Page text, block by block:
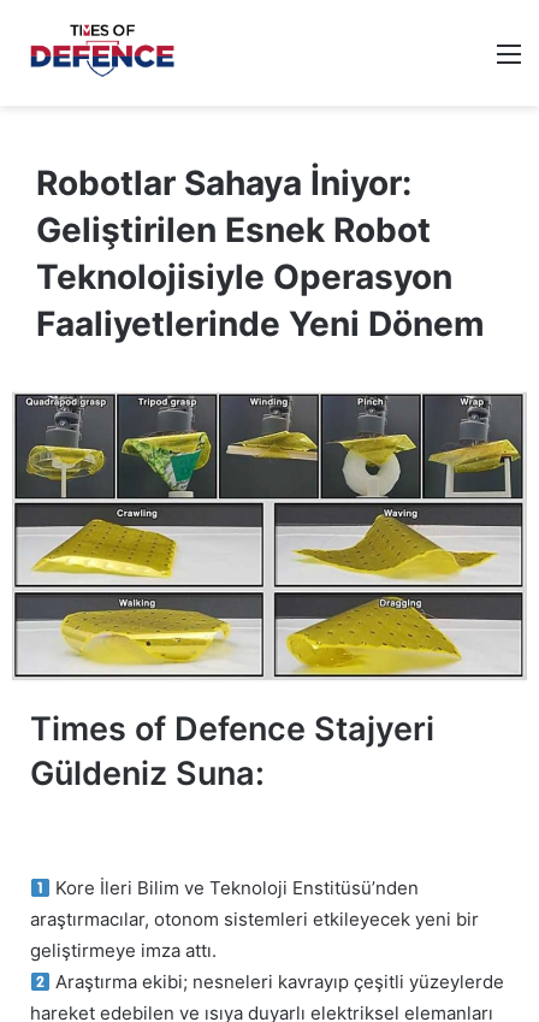
Robotlar Sahaya İniyor:
Geliştirilen Esnek Robot
Teknolojisiyle Operasyon
Faaliyetlerinde Yeni Dönem
Times of Defence Stajyeri
Güldeniz Suna:
Kore İleri Bilim ve Teknoloji Enstitüsü’nden
araştırmacılar, otonom sistemleri etkileyecek yeni bir
geliştirmeye imza attı.
Araştırma ekibi; nesneleri kavrayıp çeşitli yüzeylerde
hareket edebilen ve ısıya duyarlı elektriksel elemanları